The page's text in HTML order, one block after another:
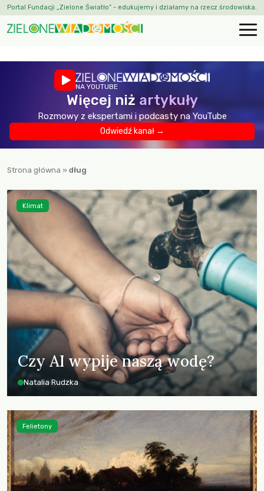
Portal Fundacji „Zielone Światło” - edukujemy i działamy na rzecz środowiska.
NA YOUTUBE
Więcej niż artykuły
Rozmowy z ekspertami i podcasty na YouTube
Odwiedź kanał →
Strona główna » dług
Czy AI wypije naszą wodę?
Natalia Rudzka
Klimat
Felietony